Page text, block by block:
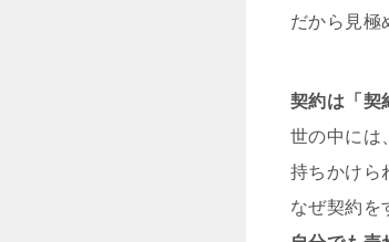
だから見極
契約は「契
世の中には
持ちかけら
なぜ契約を